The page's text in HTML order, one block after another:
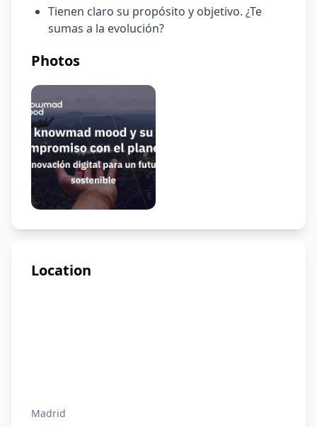
Tienen claro su propósito y objetivo. ¿Te
sumas a la evolución?
Photos
Location
Madrid